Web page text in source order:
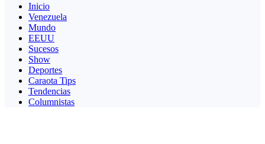
Inicio
Venezuela
Mundo
EEUU
Sucesos
Show
Deportes
Caraota Tips
Tendencias
Columnistas